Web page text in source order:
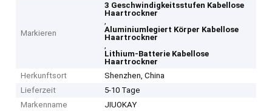
Markieren
3 Geschwindigkeitsstufen Kabellose
Haartrockner
,
Aluminiumlegiert Körper Kabellose
Haartrockner
,
Lithium-Batterie Kabellose
Haartrockner
Herkunftsort
Shenzhen, China
Lieferzeit
5-10 Tage
Markenname
JIUOKAY